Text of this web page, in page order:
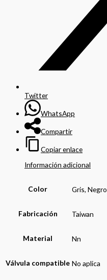
Twitter
WhatsApp
Compartir
Copiar enlace
Información adicional
Color Gris, Negro
Fabricación Taiwan
Material Nn
Válvula compatible No aplica